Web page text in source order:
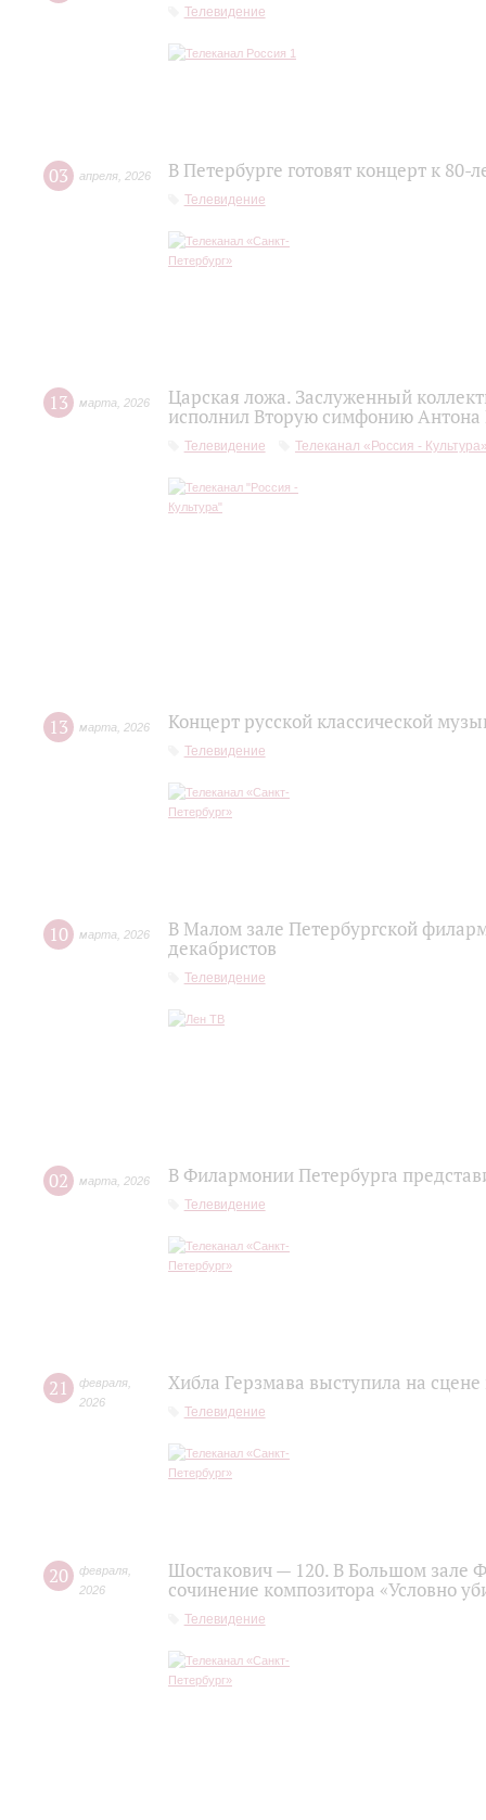
Телевидение
03 апреля 2026 В Петербурге готовят концерт к
Телевидение
13 марта 2026
Царская ложа. Заслуженный
исполнил Вторую симфонию Антона
Телевидение Телеканал «Россия -
13 марта 2026 Концерт русской классической
Телевидение
10 марта 2026
В Малом зале Петербургской
декабристов
Телевидение
02 марта 2026 В Филармонии Петербурга
Телевидение
21 февраля
2026
Хибла Герзмава выступила на
Телевидение
20 февраля
2026
Шостакович — 120. В Большом зале
сочинение композитора «Условно
Телевидение